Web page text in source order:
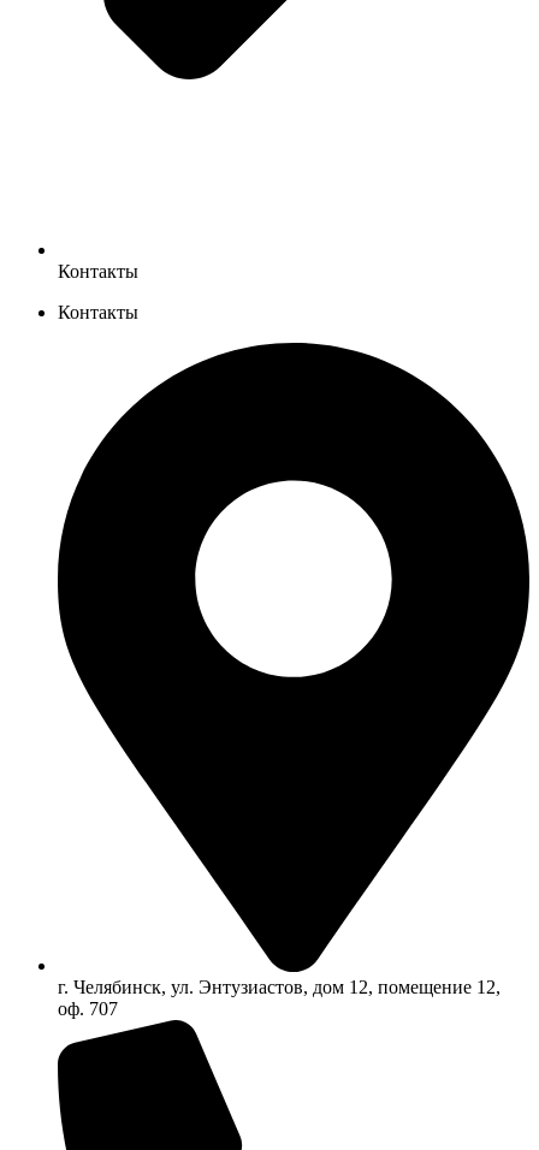
Контакты
Контакты
г. Челябинск, ул. Энтузиастов, дом 12, помещение 12,
оф. 707